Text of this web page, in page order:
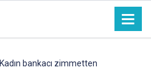
Kadın bankacı zimmetten